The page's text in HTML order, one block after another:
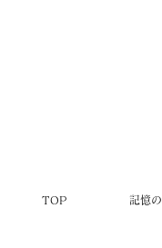
TOP 記憶